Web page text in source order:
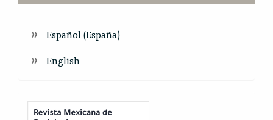
Español (España)
English
Index